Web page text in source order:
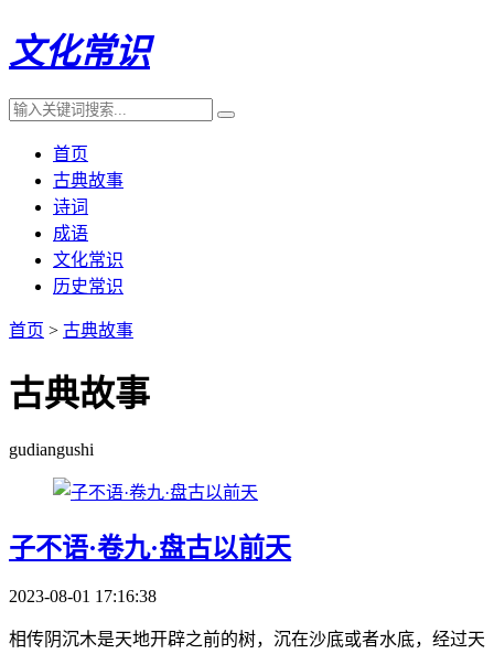
文化常识
首页
古典故事
诗词
成语
文化常识
历史常识
首页 > 古典故事
古典故事
gudiangushi
子不语·卷九·盘古以前天
2023-08-01 17:16:38
相传阴沉木是天地开辟之前的树，沉在沙底或者水底，经过天